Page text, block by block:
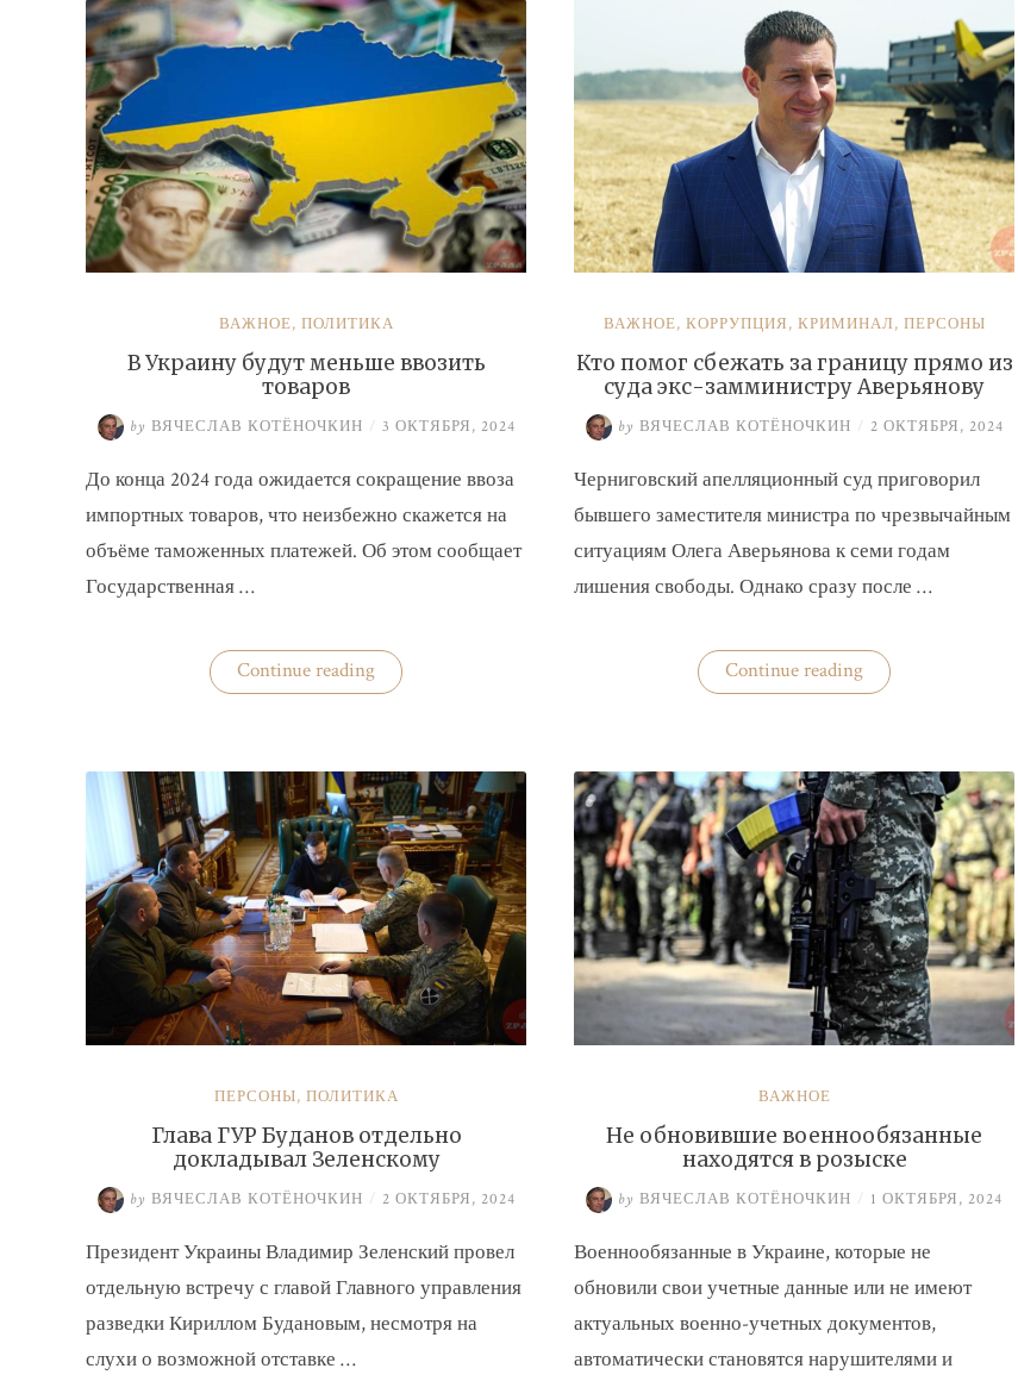
ВАЖНОЕ, ПОЛИТИКА
В Украину будут меньше ввозить
товаров
by ВЯЧЕСЛАВ КОТЁНОЧКИН / 3 ОКТЯБРЯ, 2024
До конца 2024 года ожидается сокращение ввоза
импортных товаров, что неизбежно скажется на
объёме таможенных платежей. Об этом сообщает
Государственная …
Continue reading«В
Украину
товаров»
ВАЖНОЕ, КОРРУПЦИЯ, КРИМИНАЛ, ПЕРСОНЫ
Кто помог сбежать за границу прямо из
суда экс-замминистру Аверьянову
by ВЯЧЕСЛАВ КОТЁНОЧКИН / 2 ОКТЯБРЯ, 2024
Черниговский апелляционный суд приговорил
бывшего заместителя министра по чрезвычайным
ситуациям Олега Аверьянова к семи годам
лишения свободы. Однако сразу после …
Continue reading«Кто
помог
прямо
из
суда
экс-
замминистру
Аверьянову»
ПЕРСОНЫ, ПОЛИТИКА
Глава ГУР Буданов отдельно
докладывал Зеленскому
by ВЯЧЕСЛАВ КОТЁНОЧКИН / 2 ОКТЯБРЯ, 2024
Президент Украины Владимир Зеленский провел
отдельную встречу с главой Главного управления
разведки Кириллом Будановым, несмотря на
слухи о возможной отставке …
ВАЖНОЕ
Не обновившие военнообязанные
находятся в розыске
by ВЯЧЕСЛАВ КОТЁНОЧКИН / 1 ОКТЯБРЯ, 2024
Военнообязанные в Украине, которые не
обновили свои учетные данные или не имеют
актуальных военно-учетных документов,
автоматически становятся нарушителями и